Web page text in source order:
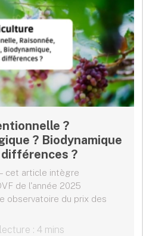
?
? Biodynamique
?
cet article intègre
de l'année 2025
observatoire du prix des
: 4 mins